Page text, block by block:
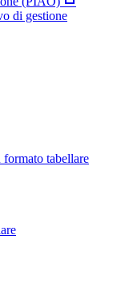
di gestione
tabellare